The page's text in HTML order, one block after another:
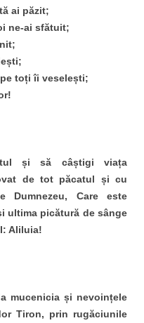
ai păzit;
ne-ai sfătuit;
toți îi veselești;
și să câștigi viața
de tot păcatul și cu
Care este
ultima picătură de sânge
Aliluia!
mucenicia și nevoințele
Tiron, prin rugăciunile